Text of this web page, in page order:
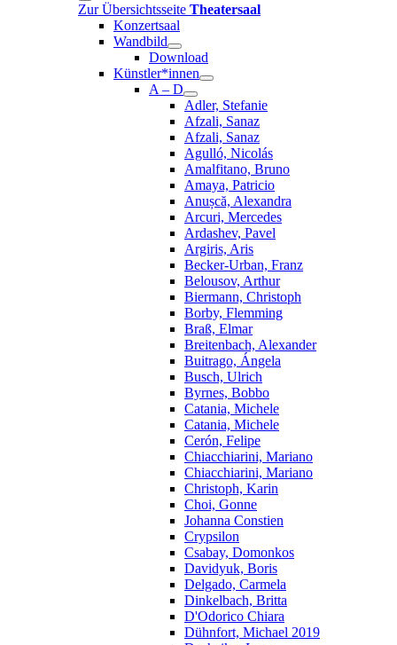
Zur Übersichtsseite Theatersaal
Konzertsaal
Wandbild
Download
Künstler*innen
A – D
Adler, Stefanie
Afzali, Sanaz
Afzali, Sanaz
Agulló, Nicolás
Amalfitano, Bruno
Amaya, Patricio
Anușcă, Alexandra
Arcuri, Mercedes
Ardashev, Pavel
Argiris, Aris
Becker-Urban, Franz
Belousov, Arthur
Biermann, Christoph
Borby, Flemming
Braß, Elmar
Breitenbach, Alexander
Buitrago, Ángela
Busch, Ulrich
Byrnes, Bobbo
Catania, Michele
Catania, Michele
Cerón, Felipe
Chiacchiarini, Mariano
Chiacchiarini, Mariano
Christoph, Karin
Choi, Gonne
Johanna Constien
Crypsilon
Csabay, Domonkos
Davidyuk, Boris
Delgado, Carmela
Dinkelbach, Britta
D'Odorico Chiara
Dühnfort, Michael 2019